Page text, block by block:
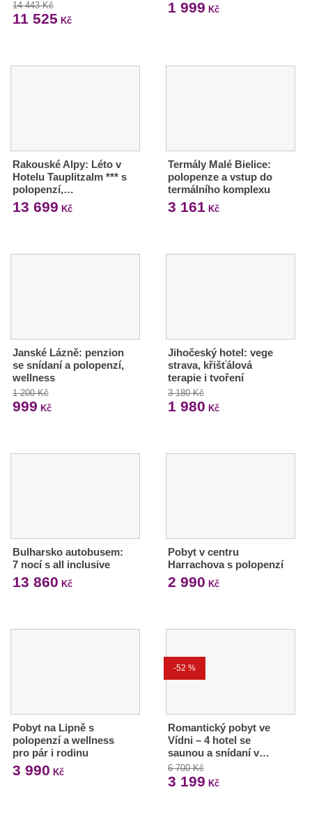
14 443 Kč
11 525 Kč
1 999 Kč
Rakouské Alpy: Léto v
Hotelu Tauplitzalm *** s
polopenzí,…
13 699 Kč
Termály Malé Bielice:
polopenze a vstup do
termálního komplexu
3 161 Kč
Janské Lázně: penzion
se snídaní a polopenzí,
wellness
1 200 Kč
999 Kč
Jihočeský hotel: vege
strava, křišťálová
terapie i tvoření
3 180 Kč
1 980 Kč
Bulharsko autobusem:
7 nocí s all inclusive
13 860 Kč
Pobyt v centru
Harrachova s polopenzí
2 990 Kč
Pobyt na Lipně s
polopenzí a wellness
pro pár i rodinu
3 990 Kč
-52 %
Romantický pobyt ve
Vídni – 4 hotel se
saunou a snídaní v…
6 700 Kč
3 199 Kč